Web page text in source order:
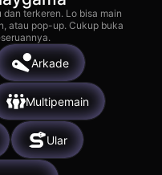
terkeren. Lo bisa main
atau pop-up. Cukup buka
Arkade
Multipemain
Ular